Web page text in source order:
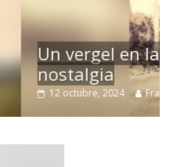
de la
Navarro 0